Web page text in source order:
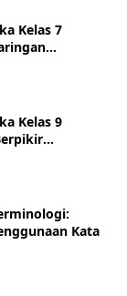
Kelas 7
Kelas 9
Kata